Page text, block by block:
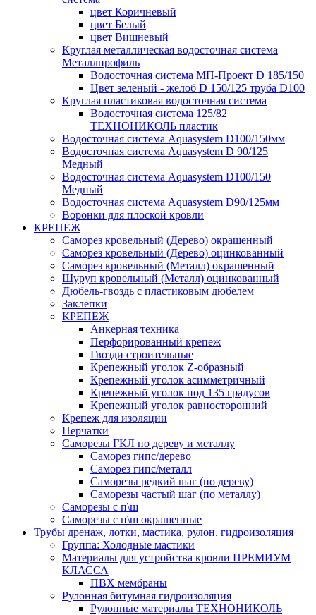
цвет Коричневый
цвет Белый
цвет Вишневый
Круглая металлическая водосточная система
Металлпрофиль
Водосточная система МП-Проект D 185/150
Цвет зеленый - желоб D 150/125 труба D100
Круглая пластиковая водосточная система
Водосточная система 125/82
ТЕХНОНИКОЛЬ пластик
Водосточная система Aquasystem D100/150мм
Водосточная система Aquasystem D 90/125
Медный
Водосточная система Aquasystem D100/150
Медный
Водосточная система Aquasystem D90/125мм
Воронки для плоской кровли
КРЕПЕЖ
Саморез кровельный (Дерево) окрашенный
Саморез кровельный (Дерево) оцинкованный
Саморез кровельный (Металл) окрашенный
Шуруп кровельный (Металл) оцинкованный
Дюбель-гвоздь с пластиковым дюбелем
Заклепки
КРЕПЕЖ
Анкерная техника
Перфорированный крепеж
Гвозди строительные
Крепежный уголок Z-образный
Крепежный уголок асимметричный
Крепежный уголок под 135 градусов
Крепежный уголок равносторонний
Крепеж для изоляции
Перчатки
Саморезы ГКЛ по дереву и металлу
Саморез гипс/дерево
Саморез гипс/металл
Саморезы редкий шаг (по дереву)
Саморезы частый шаг (по металлу)
Саморезы с п\ш
Саморезы с п\ш окрашенные
Трубы дренаж, лотки, мастика, рулон. гидроизоляция
Группа: Холодные мастики
Материалы для устройства кровли ПРЕМИУМ
КЛАССА
ПВХ мембраны
Рулонная битумная гидроизоляция
Рулонные материалы ТЕХНОНИКОЛЬ